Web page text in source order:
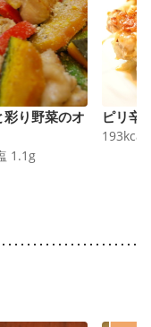
り野菜のオ
1.1 g
ピリ辛
193kcal